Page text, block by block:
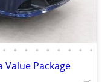
• • • • • • • • •
Value Package